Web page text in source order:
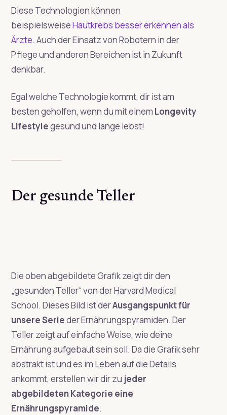
Diese Technologien können
beispielsweiseHautkrebs besser erkennen als
Ärzte. Auch der Einsatz von Robotern in der
Pflege und anderen Bereichen ist in Zukunft
denkbar.
Egal welche Technologie kommt, dir ist am
besten geholfen, wenn du mit einem Longevity
Lifestylegesund und lange lebst!
Der gesunde Teller
Die oben abgebildete Grafik zeigt dir den
„gesunden Teller“ von der Harvard Medical
School. Dieses Bild ist derAusgangspunkt für
unsere Serieder Ernährungspyramiden. Der
Teller zeigt auf einfache Weise, wie deine
Ernährung aufgebaut sein soll. Da die Grafik sehr
abstrakt ist und es im Leben auf die Details
ankommt, erstellen wir dir zu jeder
abgebildeten Kategorie eine
Ernährungspyramide.